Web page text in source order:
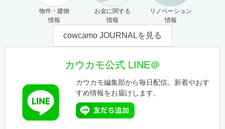
物件・建物
情報
お金に関する
情報
リノベーション
情報
cowcamo JOURNALを見る
カウカモ公式 LINE＠
カウカモ編集部から毎日配信。新着やおす
すめ情報をお届けします。